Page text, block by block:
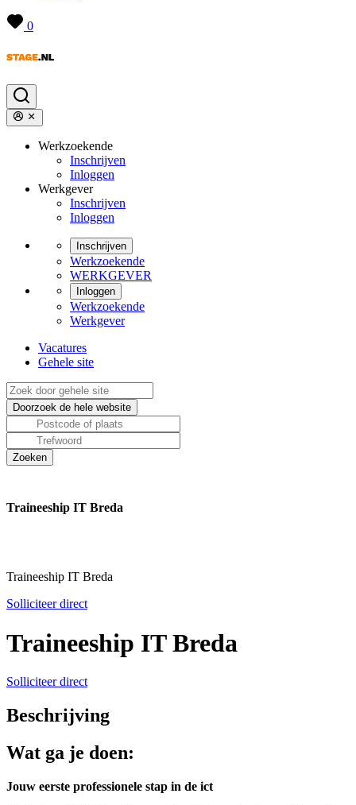
0
Werkzoekende
Inschrijven
Inloggen
Werkgever
Inschrijven
Inloggen
Inschrijven
Werkzoekende
WERKGEVER
Inloggen
Werkzoekende
Werkgever
Vacatures
Gehele site
Traineeship IT Breda
Traineeship IT Breda
Solliciteer direct
Traineeship IT Breda
Solliciteer direct
Beschrijving
Wat ga je doen:
Jouw eerste professionele stap in de ict